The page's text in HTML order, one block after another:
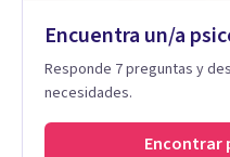
Encuentra un/a
Responde 7 preguntas y
necesidades.
Encontrar